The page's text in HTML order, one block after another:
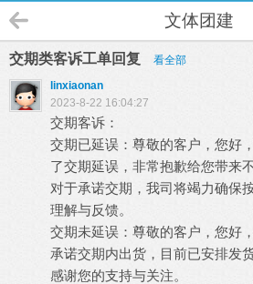
文体团建
交期类客诉工单回复
看全部
linxiaonan
2023-8-22 16:04:27
交期客诉：
交期已延误：尊敬的客户，您好
了交期延误，非常抱歉给您带来
对于承诺交期，我司将竭力确保
理解与反馈。
交期未延误：尊敬的客户，您好
承诺交期内出货，目前已安排发
感谢您的支持与关注。